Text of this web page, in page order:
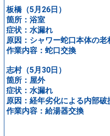
板橋（5月26日）
箇所：浴室
症状：水漏れ
原因：シャワー蛇口本体の
作業内容：蛇口交換
志村（5月30日）
箇所：屋外
症状：水漏れ
原因：経年劣化による内部破
作業内容：給湯器交換